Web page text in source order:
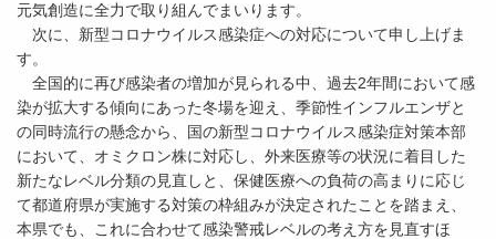
元気創造に全力で取り組んでまいります。
次に、新型コロナウイルス感染症への対応について申し上げま
す。
全国的に再び感染者の増加が見られる中、過去2年間において感
染が拡大する傾向にあった冬場を迎え、季節性インフルエンザと
の同時流行の懸念から、国の新型コロナウイルス感染症対策本部
において、オミクロン株に対応し、外来医療等の状況に着目した
新たなレベル分類の見直しと、保健医療への負荷の高まりに応じ
て都道府県が実施する対策の枠組みが決定されたことを踏まえ、
本県でも、これに合わせて感染警戒レベルの考え方を見直すほ